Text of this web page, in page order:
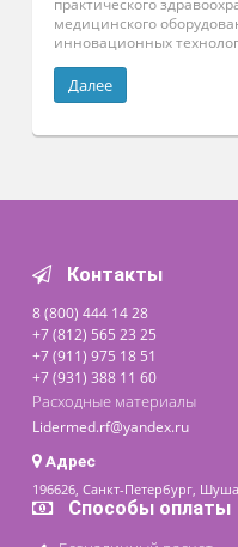
18 декабря, 2025
В Москве состоялся
форум «Российская
Далее
Контакты